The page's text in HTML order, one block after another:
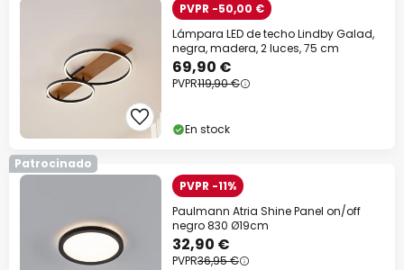
PVPR -50,00 €
Lámpara LED de techo Lindby Galad,
negra, madera, 2 luces, 75 cm
69,90 €
PVPR119,90 €
En stock
Patrocinado
PVPR -11%
Paulmann Atria Shine Panel on/off
negro 830 Ø19cm
32,90 €
PVPR36,95 €